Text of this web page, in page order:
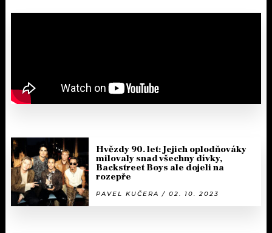
Hvězdy 90. let: Jejich oplodňováky
milovaly snad všechny dívky,
Backstreet Boys ale dojeli na
rozepře
PAVEL KUČERA / 02. 10. 2023